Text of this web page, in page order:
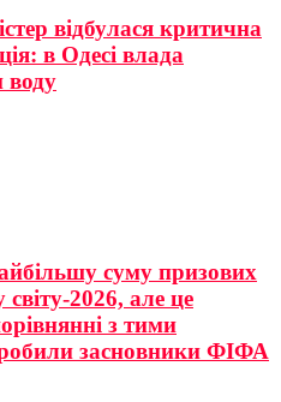
відбулася критична
в Одесі влада
воду
суму призових
світу-2026, але це
з тими
засновники ФІФА